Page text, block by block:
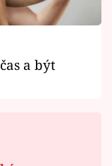
a být